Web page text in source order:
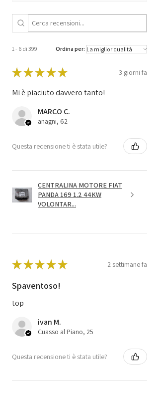
1039S04273
1 - 6 di 399 Ordina per:
★★★★★ 3 giorni fa
Mi è piaciuto davvero tanto!
MARCO C.
anagni, 62
Questa recensione ti è stata utile?
CENTRALINA MOTORE FIAT
PANDA 169 1.2 44KW
VOLONTAR...
★★★★★ 2 settimane fa
Spaventoso!
top
ivan M.
Cuasso al Piano, 25
Questa recensione ti è stata utile?